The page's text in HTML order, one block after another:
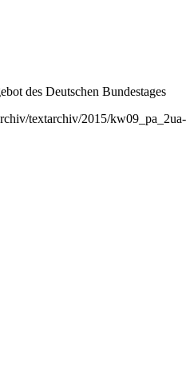
des Deutschen Bundestages
textarchiv/2015/kw09_pa_2ua-